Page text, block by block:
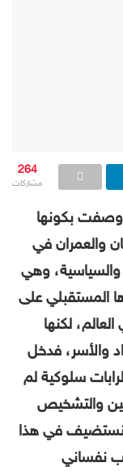
264
مشاركات
وصفت بكونها
والعمران في
والسياسية، وهي
المستقبلي على
لكنها
والأسر، فدخل
سلوكية لم
والتشخيص
نستضيف في هذا
نفساني